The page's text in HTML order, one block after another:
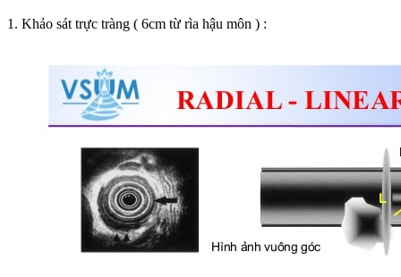
1. Khảo sát trực tràng ( 6cm từ rìa hậu môn ) :